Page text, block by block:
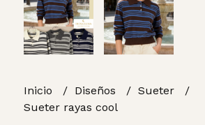
Inicio Diseños
Sueter
Sueter rayas cool